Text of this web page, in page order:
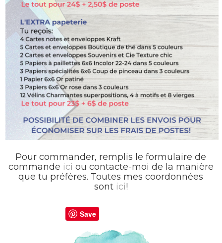
Pour commander, remplis le formulaire de
commande ici ou contacte-moi de la manière
que tu préfères. Toutes mes coordonnées
sont ici!
Save